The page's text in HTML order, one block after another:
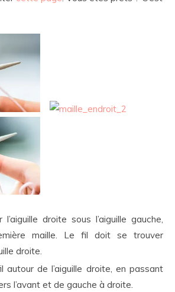
l’aiguille droite sous l’aiguille gauche,
maille. Le fil doit se trouver
droite.
autour de l’aiguille droite, en passant
l’avant et de gauche à droite.